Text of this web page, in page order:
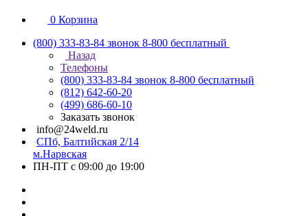
0 Корзина
(800) 333-83-84 звонок 8-800 бесплатный
Назад
Телефоны
(800) 333-83-84 звонок 8-800 бесплатный
(812) 642-60-20
(499) 686-60-10
Заказать звонок
info@24weld.ru
СПб, Балтийская 2/14
м.Нарвская
ПН-ПТ с 09:00 до 19:00